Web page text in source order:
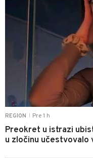
REGION Pre 1 h
Preokret u istrazi
u zločinu učestvovalo